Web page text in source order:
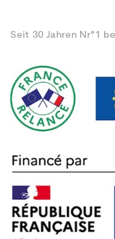
Seit 30 Jahren Nr°1